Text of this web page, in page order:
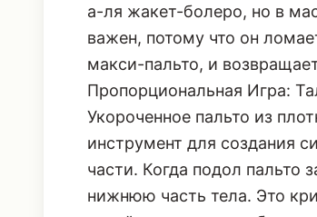
а-ля жакет-болеро, но в
важен, потому что он
макси-пальто, и
Пропорциональная Игра:
Укороченное пальто из
инструмент для создания
части. Когда подол пальто
нижнюю часть тела. Это